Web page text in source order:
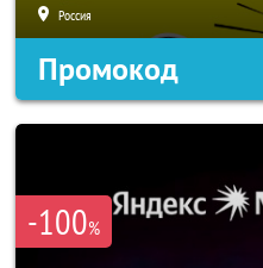
Россия
Промокод
-100%